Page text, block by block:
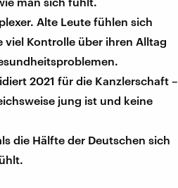
Alte Leute fühlen sich
viel Kontrolle über ihren Alltag
2021 für die Kanzlerschaft –
jung ist und keine
die Hälfte der Deutschen sich